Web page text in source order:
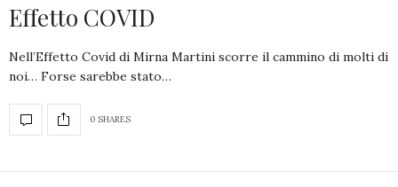
Effetto COVID
Nell’Effetto Covid di Mirna Martini scorre il cammino di molti di
noi… Forse sarebbe stato…
0 SHARES